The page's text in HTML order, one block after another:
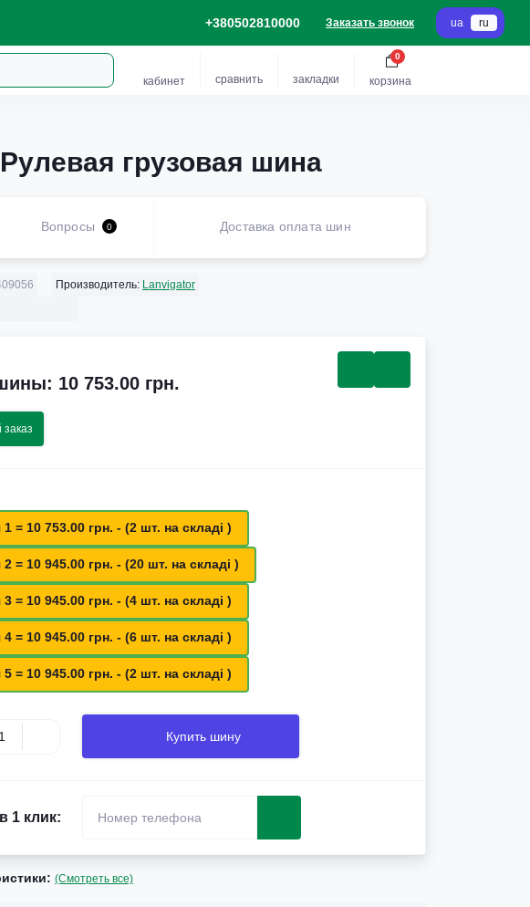
+380502810000 Заказать звонок ua ru
кабинет сравнить закладки корзина
0
грузовая шина
Вопросы 0 Доставка оплата шин
Производитель: Lanvigator
10 753.00 грн.
1 = 10 753.00 грн. - (2 шт. на складі )
2 = 10 945.00 грн. - (20 шт. на складі )
3 = 10 945.00 грн. - (4 шт. на складі )
4 = 10 945.00 грн. - (6 шт. на складі )
5 = 10 945.00 грн. - (2 шт. на складі )
Купить шину
1 клик:
(Смотреть все)